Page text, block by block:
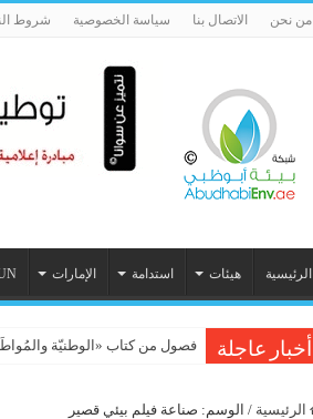
من نحن الاتصال بنا سياسة الخصوصية شروط
الرئيسية هيئات استدامة الإمارات
أخبار عاجلة فصول من كتاب «الوطنيّة والمُواطَنة،
الرئيسية / الوسم: صناعة فيلم بيئي قصير